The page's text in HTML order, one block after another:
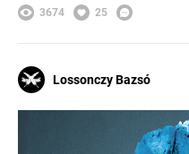
3674 25
Lossonczy Bazsó